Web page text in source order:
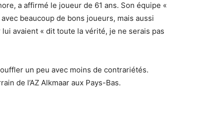
a affirmé le joueur de 61 ans. Son équipe «
beaucoup de bons joueurs, mais aussi
avaient « dit toute la vérité, je ne serais pas
un peu avec moins de contrariétés.
de l’AZ Alkmaar aux Pays-Bas.